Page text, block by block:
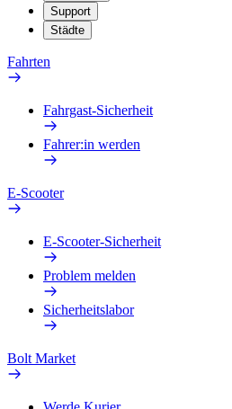
Support
Städte
Fahrten
Fahrgast-Sicherheit
Fahrer:in werden
E-Scooter
E-Scooter-Sicherheit
Problem melden
Sicherheitslabor
Bolt Market